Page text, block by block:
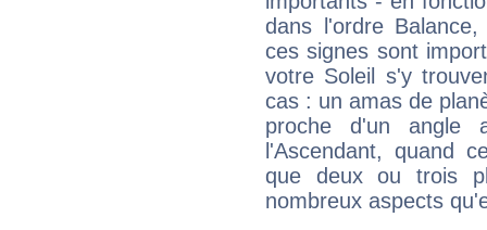
dans l'ordre
ces signes sont
votre Soleil s'y
cas : un amas de
proche d'un
l'Ascendant, quand
que deux ou trois
nombreux aspects